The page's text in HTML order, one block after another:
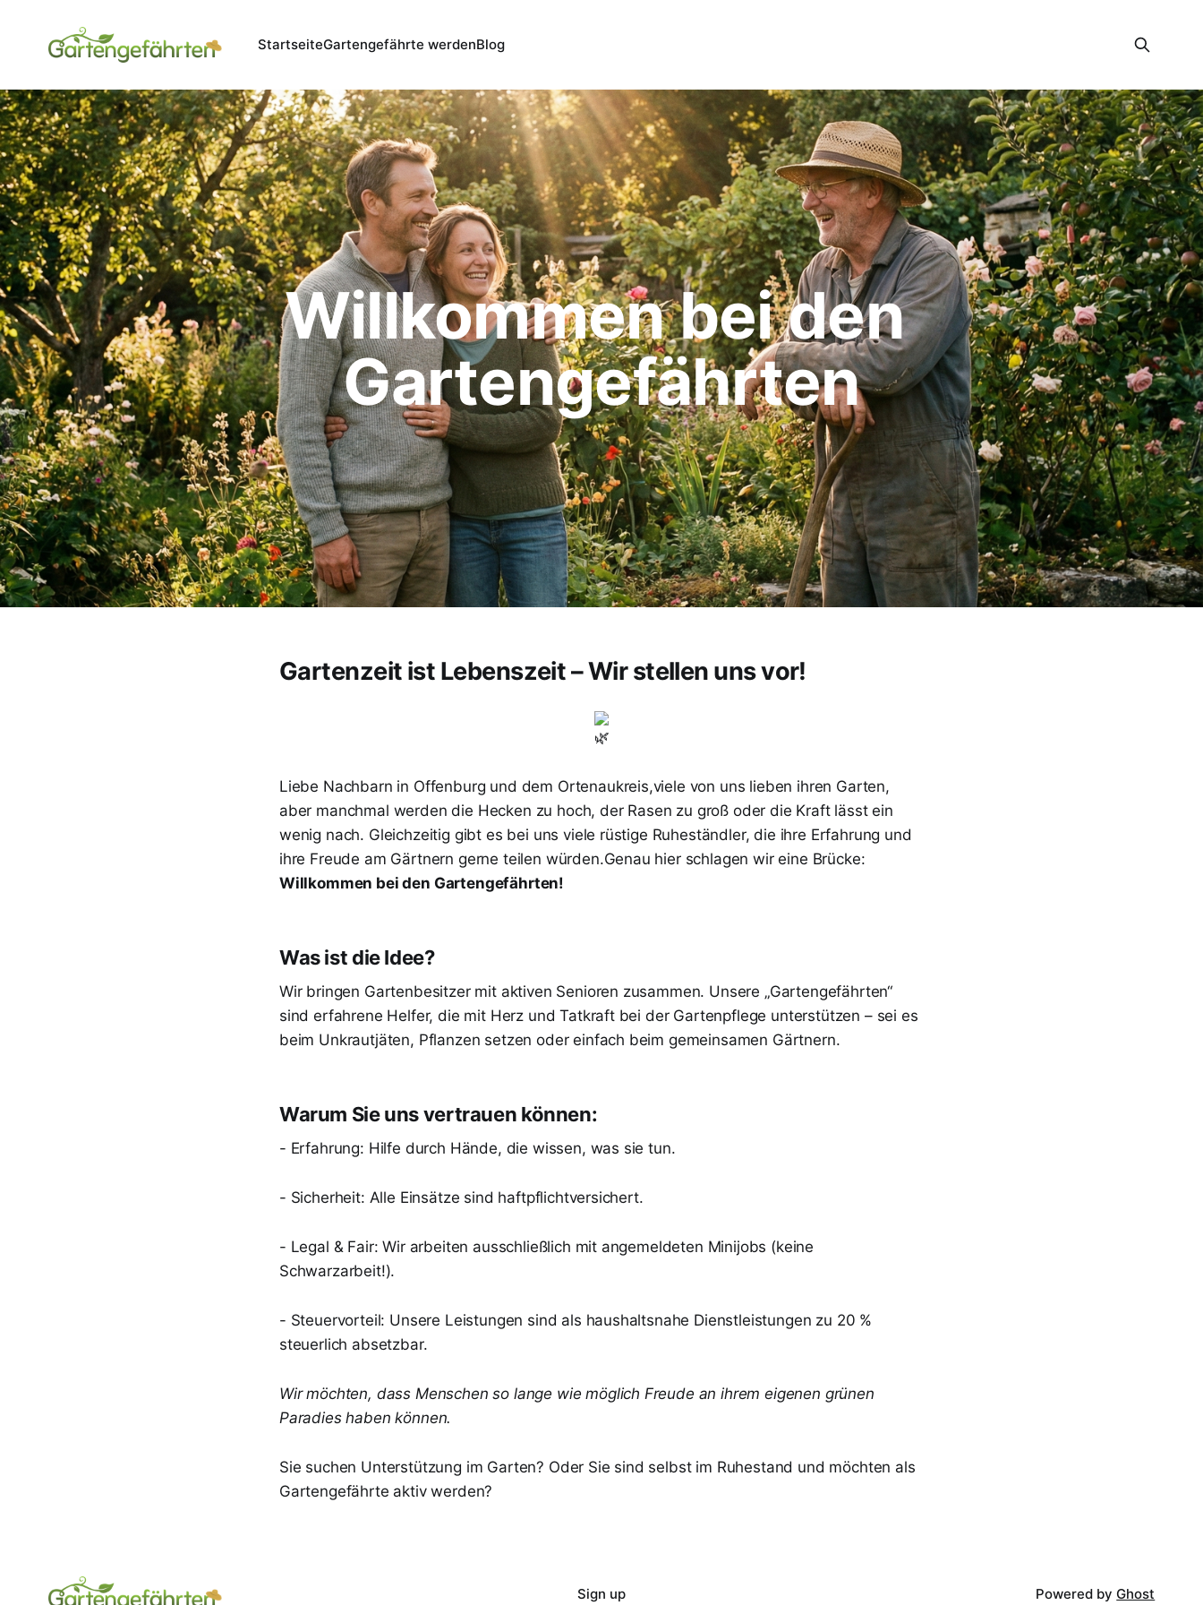
StartseiteGartengefährte werdenBlog
Willkommen bei den
Gartengefährten
Gartenzeit ist Lebenszeit – Wir stellen uns vor!
Liebe Nachbarn in Offenburg und dem Ortenaukreis,viele von uns lieben ihren Garten,
aber manchmal werden die Hecken zu hoch, der Rasen zu groß oder die Kraft lässt ein
wenig nach. Gleichzeitig gibt es bei uns viele rüstige Ruheständler, die ihre Erfahrung und
ihre Freude am Gärtnern gerne teilen würden.Genau hier schlagen wir eine Brücke:
Willkommen bei den Gartengefährten!
Was ist die Idee?
Wir bringen Gartenbesitzer mit aktiven Senioren zusammen. Unsere „Gartengefährten“
sind erfahrene Helfer, die mit Herz und Tatkraft bei der Gartenpflege unterstützen – sei es
beim Unkrautjäten, Pflanzen setzen oder einfach beim gemeinsamen Gärtnern.
Warum Sie uns vertrauen können:
- Erfahrung: Hilfe durch Hände, die wissen, was sie tun.
- Sicherheit: Alle Einsätze sind haftpflichtversichert.
- Legal & Fair: Wir arbeiten ausschließlich mit angemeldeten Minijobs (keine
Schwarzarbeit!).
- Steuervorteil: Unsere Leistungen sind als haushaltsnahe Dienstleistungen zu 20 %
steuerlich absetzbar.
Wir möchten, dass Menschen so lange wie möglich Freude an ihrem eigenen grünen
Paradies haben können.
Sie suchen Unterstützung im Garten? Oder Sie sind selbst im Ruhestand und möchten als
Gartengefährte aktiv werden?
Sign up Powered byGhost